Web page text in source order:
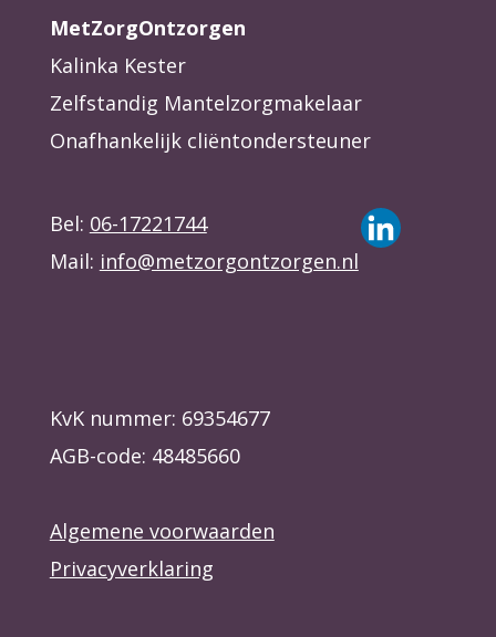
MetZorgOntzorgen
Kalinka Kester
Zelfstandig Mantelzorgmakelaar
Onafhankelijk cliëntondersteuner
Bel: 06-17221744
Mail: info@metzorgontzorgen.nl
KvK nummer: 69354677
AGB-code: 48485660
Algemene voorwaarden
Privacyverklaring